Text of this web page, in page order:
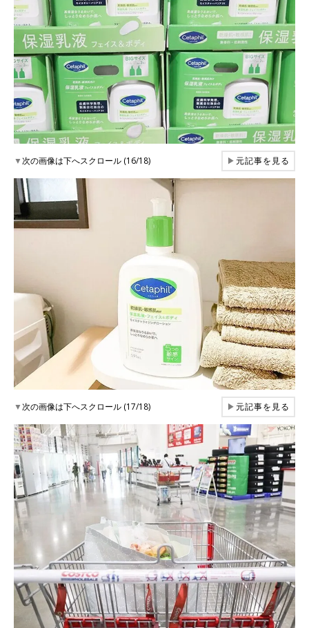
▼次の画像は下へスクロール (16/18) ▶元記事を見る
▼次の画像は下へスクロール (17/18) ▶元記事を見る